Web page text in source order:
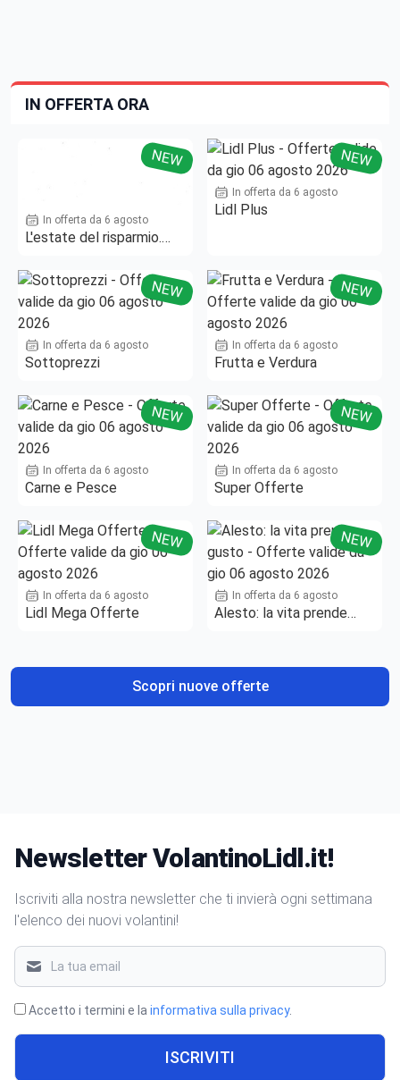
IN OFFERTA ORA
NEW
In offerta da 6 agosto
L'estate del risparmio.
NEW
In offerta da 6 agosto
Lidl Plus
NEW
In offerta da 6 agosto
Sottoprezzi
NEW
In offerta da 6 agosto
Frutta e Verdura
NEW
In offerta da 6 agosto
Carne e Pesce
NEW
In offerta da 6 agosto
Super Offerte
NEW
In offerta da 6 agosto
Lidl Mega Offerte
NEW
In offerta da 6 agosto
Alesto: la vita prende
Scopri nuove offerte
Newsletter VolantinoLidl.it!
Iscriviti alla nostra newsletter che ti invierà ogni settimana
l'elenco dei nuovi volantini!
Accetto i termini e la informativa sulla privacy.
ISCRIVITI